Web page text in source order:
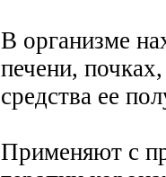
В организме
печени,
средства ее
Применяют с